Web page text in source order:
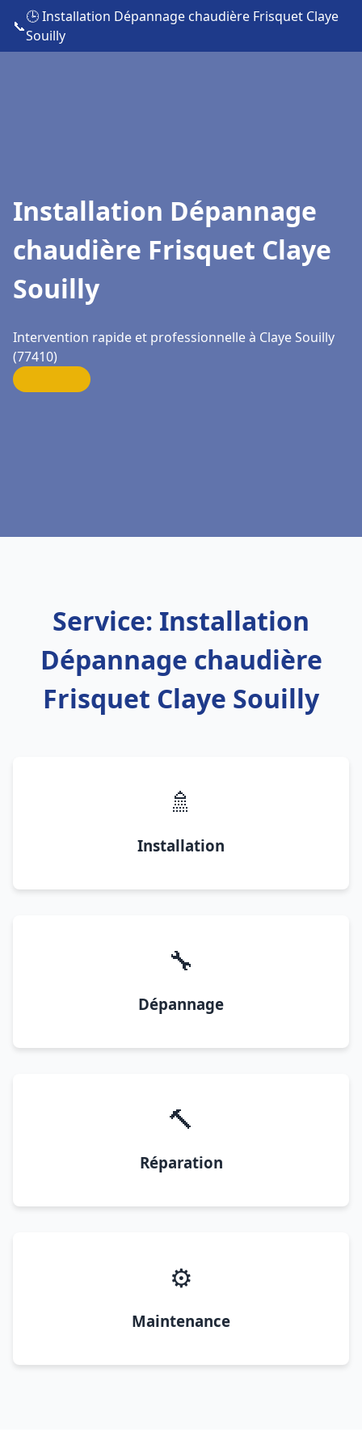
📞
🕒 Installation Dépannage chaudière Frisquet Claye
Souilly
Installation Dépannage
chaudière Frisquet Claye
Souilly
Intervention rapide et professionnelle à Claye Souilly
(77410)
Service: Installation
Dépannage chaudière
Frisquet Claye Souilly
🚿
Installation
🔧
Dépannage
🔨
Réparation
⚙️
Maintenance